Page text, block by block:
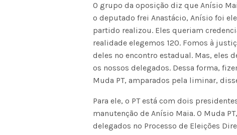
O grupo da oposição diz que Anísio
o deputado frei Anastácio, Anísio foi
partido realizou. Eles queriam
realidade elegemos 120. Fomos à
deles no encontro estadual. Mas, eles
os nossos delegados. Dessa forma,
Muda PT, amparados pela liminar,
Para ele, o PT está com dois
manutenção de Anísio Maia. O Muda
delegados no Processo de Eleições